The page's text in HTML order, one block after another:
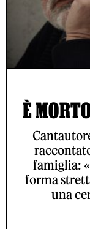
È
famiglia:
forma
una